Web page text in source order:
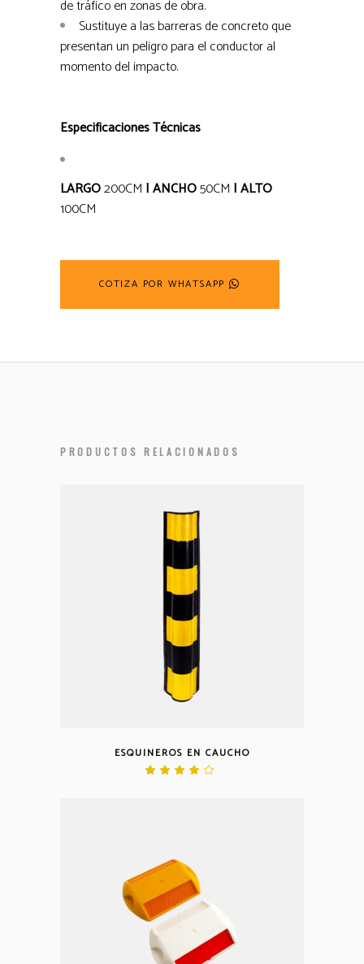
de tráfico en zonas de obra.
Sustituye a las barreras de concreto que
presentan un peligro para el conductor al
momento del impacto.
Especificaciones Técnicas
LARGO200CM | ANCHO50CM | ALTO
100CM
COTIZA POR WHATSAPP
PRODUCTOS RELACIONADOS
ESQUINEROS EN CAUCHO